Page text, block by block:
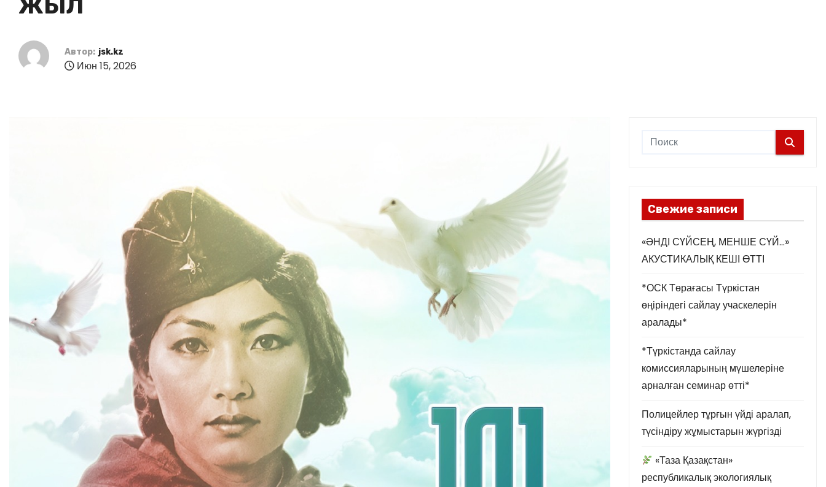
Автор: jsk.kz
Июн 15, 2026
Свежие записи
«ӘНДІ СҮЙСЕҢ, МЕНШЕ СҮЙ…»
АКУСТИКАЛЫҚ КЕШІ ӨТТІ
*ОСК Төрағасы Түркістан
өңіріндегі сайлау учаскелерін
аралады*
*Түркістанда сайлау
комиссияларының мүшелеріне
арналған семинар өтті*
Полицейлер тұрғын үйді аралап,
түсіндіру жұмыстарын жүргізді
«Таза Қазақстан»
республикалық экологиялық